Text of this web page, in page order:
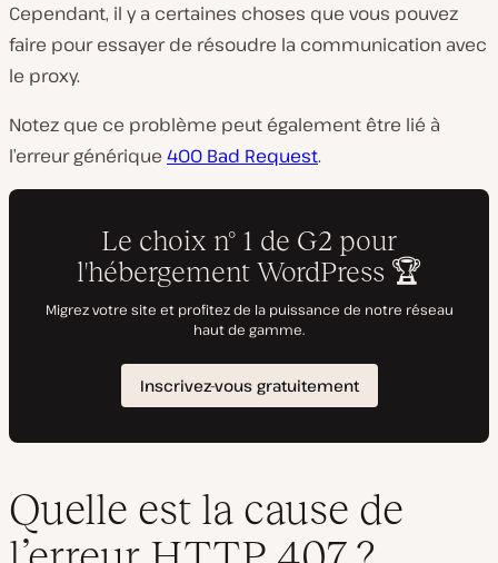
Cependant, il y a certaines choses que vous pouvez
faire pour essayer de résoudre la communication avec
le proxy.
Notez que ce problème peut également être lié à
l’erreur générique 400 Bad Request.
Quelle est la cause de